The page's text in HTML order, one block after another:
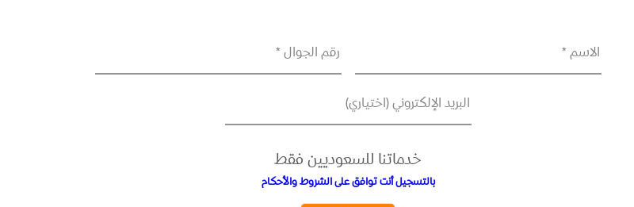
الاسم * رقم الجوال *
البريد الإلكتروني (اختياري)
خدماتنا للسعوديين فقط
بالتسجيل أنت توافق على الشروط والأحكام